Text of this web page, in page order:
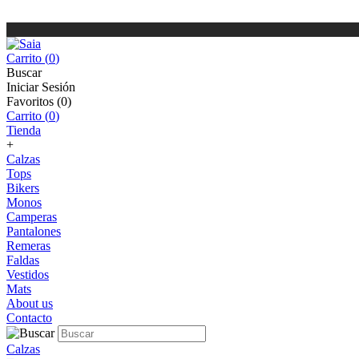
Carrito (0)
Buscar
Iniciar Sesión
Favoritos (0)
Carrito (0)
Tienda
+
Calzas
Tops
Bikers
Monos
Camperas
Pantalones
Remeras
Faldas
Vestidos
Mats
About us
Contacto
Calzas